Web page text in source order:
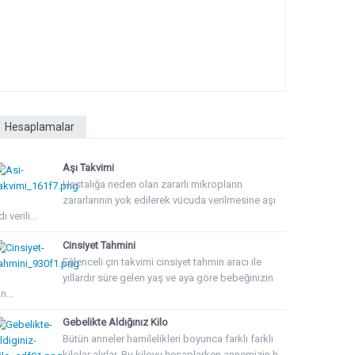
Hesaplamalar
Aşı Takvimi
Hastalığa neden olan zararlı mikropların
zararlarının yok edilerek vücuda verilmesine aşı
verili...
Cinsiyet Tahmini
Eğlenceli çin takvimi cinsiyet tahmin aracı ile
yıllardır süre gelen yaş ve aya göre bebeğinizin
Gebelikte Aldığınız Kilo
Bütün anneler hamilelikleri boyunca farklı farklı